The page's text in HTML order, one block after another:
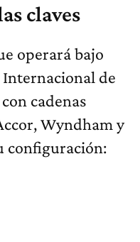
claves
operará bajo
de
cadenas
Wyndham y
configuración: